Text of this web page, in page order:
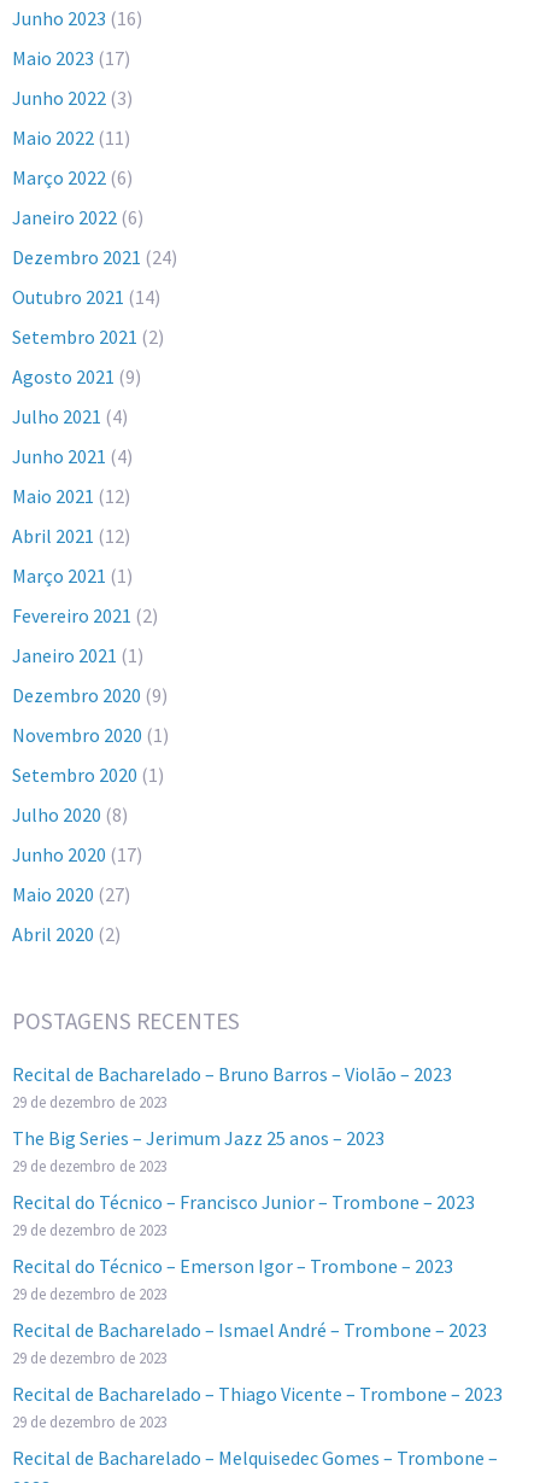
Junho 2023 (16)
Maio 2023 (17)
Junho 2022 (3)
Maio 2022 (11)
Março 2022 (6)
Janeiro 2022 (6)
Dezembro 2021 (24)
Outubro 2021 (14)
Setembro 2021 (2)
Agosto 2021 (9)
Julho 2021 (4)
Junho 2021 (4)
Maio 2021 (12)
Abril 2021 (12)
Março 2021 (1)
Fevereiro 2021 (2)
Janeiro 2021 (1)
Dezembro 2020 (9)
Novembro 2020 (1)
Setembro 2020 (1)
Julho 2020 (8)
Junho 2020 (17)
Maio 2020 (27)
Abril 2020 (2)
POSTAGENS RECENTES
Recital de Bacharelado – Bruno Barros – Violão – 2023
29 de dezembro de 2023
The Big Series – Jerimum Jazz 25 anos – 2023
29 de dezembro de 2023
Recital do Técnico – Francisco Junior – Trombone – 2023
29 de dezembro de 2023
Recital do Técnico – Emerson Igor – Trombone – 2023
29 de dezembro de 2023
Recital de Bacharelado – Ismael André – Trombone – 2023
29 de dezembro de 2023
Recital de Bacharelado – Thiago Vicente – Trombone – 2023
29 de dezembro de 2023
Recital de Bacharelado – Melquisedec Gomes – Trombone –